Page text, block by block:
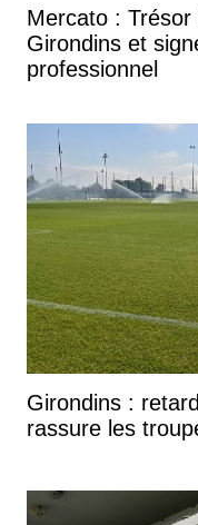
Mercato :
Girondins et
professionnel
Girondins :
rassure les